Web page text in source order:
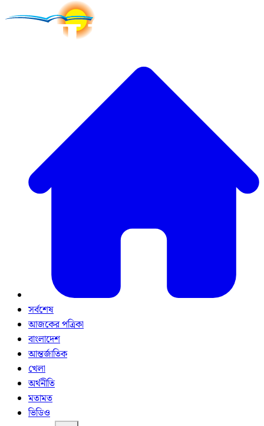
সর্বশেষ
আজকের পত্রিকা
বাংলাদেশ
আন্তর্জাতিক
খেলা
অর্থনীতি
মতামত
ভিডিও